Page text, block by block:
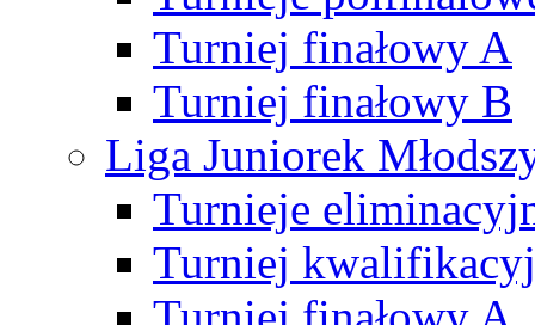
Turniej finałowy A
Turniej finałowy B
Liga Juniorek
Turnieje
Turniej